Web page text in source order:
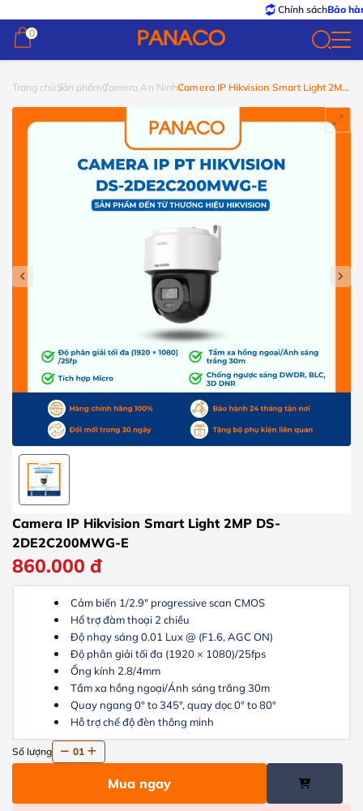
Chính sáchBảo hành –
0
0
Trang chủ Sản phẩmCamera An NinhCamera IP Hikvision Smart Light 2MP
Camera IP Hikvision Smart Light 2MP DS-
2DE2C200MWG-E
860.000 đ
Cảm biến 1/2.9" progressive scan CMOS
Hổ trợ đàm thoại 2 chiều
Độ nhạy sáng 0.01 Lux @ (F1.6, AGC ON)
Độ phân giải tối đa (1920 × 1080)/25fps
Ống kính 2.8/4mm
Tầm xa hồng ngoại/Ánh sáng trắng 30m
Quay ngang 0° to 345°, quay dọc 0° to 80°
Hỗ trợ chế độ đèn thông minh
Số lượng 01
Mua ngay